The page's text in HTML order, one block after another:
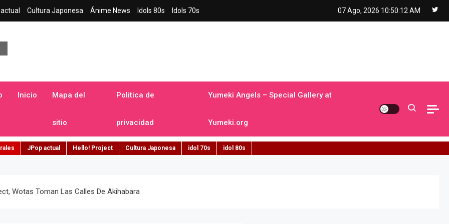
Cultura Japonesa Ánime News Idols 80s Idols 70s 07 Ago, 2026 10:50:13 AM
Inicio Mapa del
sitio
Politica de
privacidad
Yumeki Angels – Special Gallery at
Yumeki.org
JPop actual Hello! Project Cultura Japonesa idol 70s idol 80s
Wotas Toman Las Calles De Akihabara